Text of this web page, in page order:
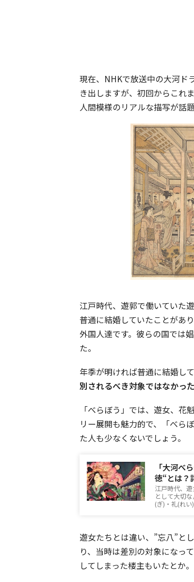
現在、NHKで放送中の大河ド
き出しますが、初回からこれ
人間模様のリアルな描写が話
江戸時代、遊郭で働いていた
普通に結婚していたことがあ
外国人達です。彼らの国では
た。
年季が明ければ普通に結婚し
別されるべき対象ではなかった
「べらぼう」では、遊女、
リー展開も魅力的で、「べら
た人も少なくないでしょう。
「大河べ
徳“とは？
江戸時代、
として大切
(ぎ)・礼(れ
遊女たちとは違い、”忘八”と
り、当時は差別の対象になっ
してしまった楼主もいたとか。